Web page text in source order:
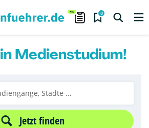
0
Medienstudium!
Jetzt finden